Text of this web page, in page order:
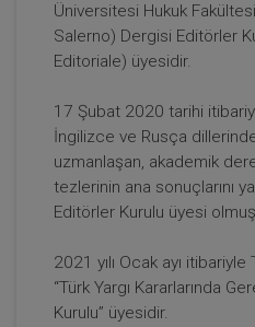
Anonim Şirketler - 1 - IV.
Kongresi - VI. Oturum
Üniversitesi Hukuk
Salerno) Dergisi Editörler
Editoriale) üyesidir.
17 Şubat 2020 tarihi
İngilizce ve Rusça
uzmanlaşan, akademik
tezlerinin ana sonuçlarını
Editörler Kurulu üyesi
2021 yılı Ocak ayı
“Türk Yargı Kararlarında
Kurulu” üyesidir.